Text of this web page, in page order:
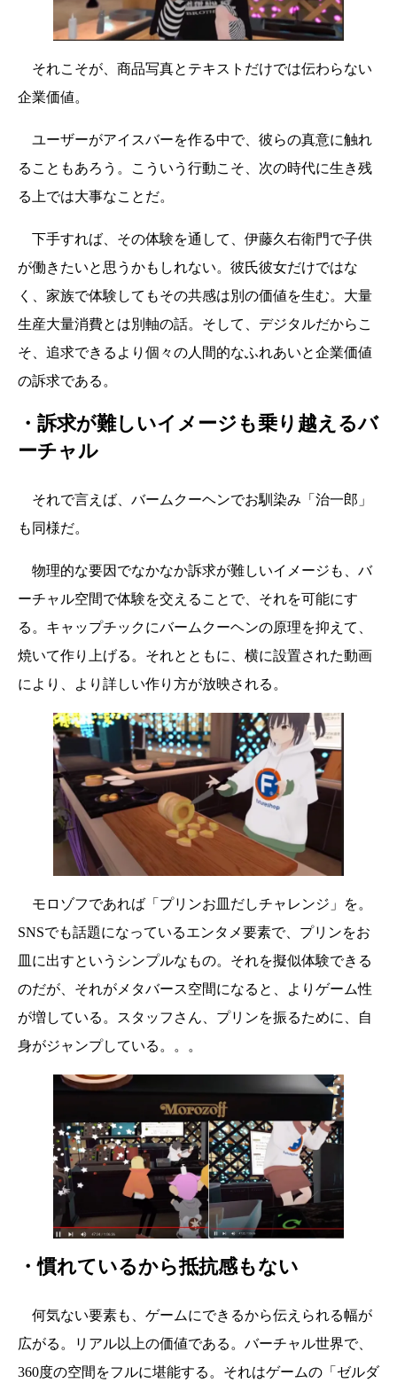
それこそが、商品写真とテキストだけでは伝わらない
企業価値。
ユーザーがアイスバーを作る中で、彼らの真意に触れ
ることもあろう。こういう行動こそ、次の時代に生き残
る上では大事なことだ。
下手すれば、その体験を通して、伊藤久右衛門で子供
が働きたいと思うかもしれない。彼氏彼女だけではな
く、家族で体験してもその共感は別の価値を生む。大量
生産大量消費とは別軸の話。そして、デジタルだからこ
そ、追求できるより個々の人間的なふれあいと企業価値
の訴求である。
・訴求が難しいイメージも乗り越えるバ
ーチャル
それで言えば、バームクーヘンでお馴染み「治一郎」
も同様だ。
物理的な要因でなかなか訴求が難しいイメージも、バ
ーチャル空間で体験を交えることで、それを可能にす
る。キャップチックにバームクーヘンの原理を抑えて、
焼いて作り上げる。それとともに、横に設置された動画
により、より詳しい作り方が放映される。
モロゾフであれば「プリンお皿だしチャレンジ」を。
SNSでも話題になっているエンタメ要素で、プリンをお
皿に出すというシンプルなもの。それを擬似体験できる
のだが、それがメタバース空間になると、よりゲーム性
が増している。スタッフさん、プリンを振るために、自
身がジャンプしている。。。
・慣れているから抵抗感もない
何気ない要素も、ゲームにできるから伝えられる幅が
広がる。リアル以上の価値である。バーチャル世界で、
360度の空間をフルに堪能する。それはゲームの「ゼルダ